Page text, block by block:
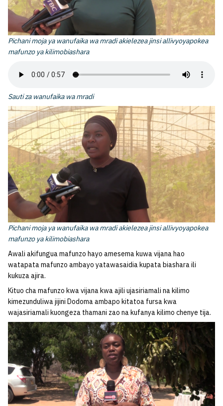
Pichani moja ya wanufaika wa mradi akielezea jinsi allivyoyapokea
mafunzo ya kilimobiashara
Sauti za wanufaika wa mradi
Pichani moja ya wanufaika wa mradi akielezea jinsi allivyoyapokea
mafunzo ya kilimobiashara
Awali akifungua mafunzo hayo amesema kuwa vijana hao
watapata mafunzo ambayo yatawasaidia kupata biashara ili
kukuza ajira.
Kituo cha mafunzo kwa vijana kwa ajili ujasiriamali na kilimo
kimezunduliwa jijini Dodoma ambapo kitatoa fursa kwa
wajasiriamali kuongeza thamani zao na kufanya kilimo chenye tija.